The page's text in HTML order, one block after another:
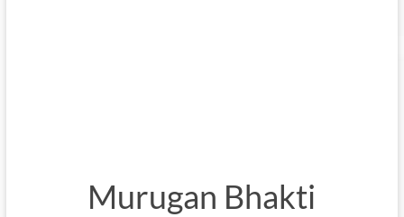
Murugan Bhakti